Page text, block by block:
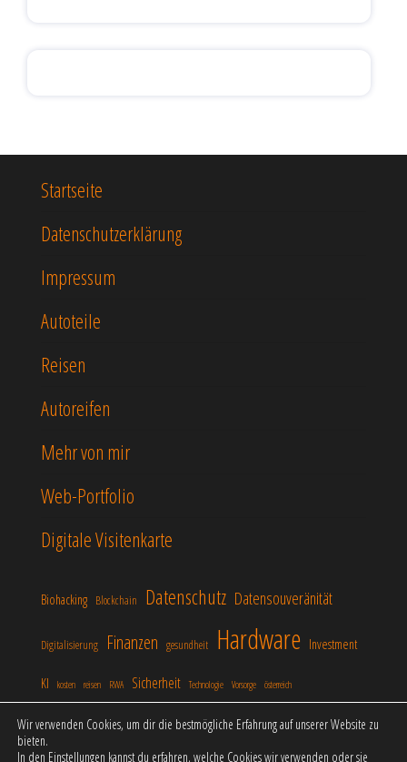
Startseite
Datenschutzerklärung
Impressum
Autoteile
Reisen
Autoreifen
Mehr von mir
Web-Portfolio
Digitale Visitenkarte
Biohacking Blockchain Datenschutz Datensouveränität
Digitalisierung Finanzen gesundheit Hardware Investment
KI kosten reisen RWA Sicherheit Technologie Vorsorge österreich
Wir verwenden Cookies, um dir die bestmögliche Erfahrung auf unserer Website zu
bieten.
In den Einstellungen kannst du erfahren, welche Cookies wir verwenden oder sie